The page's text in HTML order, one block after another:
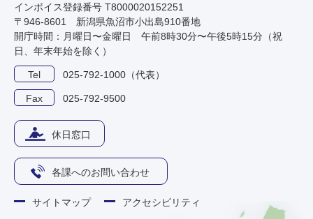
インボイス登録番号 T8000020152251
〒946-8601 新潟県魚沼市小出島910番地
開庁時間：月曜日〜金曜日 午前8時30分〜午後5時15分（祝
日、年末年始を除く）
Tel 025-792-1000（代表）
Fax 025-792-9500
休日窓口
各課へのお問い合わせ
サイトマップ
アクセシビリティ